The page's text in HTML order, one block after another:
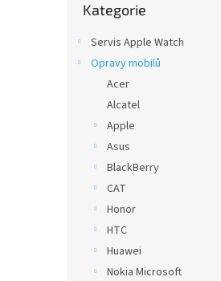
kategorie
Kategorie
Servis Apple Watch
Opravy mobilů
Acer
Alcatel
Apple
Asus
BlackBerry
CAT
Honor
HTC
Huawei
Nokia Microsoft